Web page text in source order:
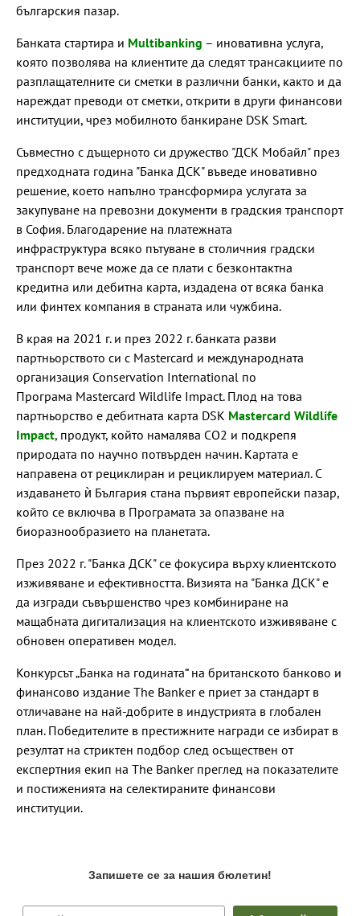
българския пазар.
Банката стартира и Multibanking – иновативна услуга,
която позволява на клиентите да следят трансакциите по
разплащателните си сметки в различни банки, както и да
нареждат преводи от сметки, открити в други финансови
институции, чрез мобилното банкиране DSK Smart.
Съвместно с дъщерното си дружество "ДСК Мобайл" през
предходната година "Банка ДСК" въведе иновативно
решение, което напълно трансформира услугата за
закупуване на превозни документи в градския транспорт
в София. Благодарение на платежната
инфраструктура всяко пътуване в столичния градски
транспорт вече може да се плати с безконтактна
кредитна или дебитна карта, издадена от всяка банка
или финтех компания в страната или чужбина.
В края на 2021 г. и през 2022 г. банката разви
партньорството си с Mastercard и международната
организация Conservation International по
Програма Mastercard Wildlife Impact. Плод на това
партньорство е дебитната карта DSK Mastercard Wildlife
Impact, продукт, който намалява CO2 и подкрепя
природата по научно потвърден начин. Картата е
направена от рециклиран и рециклируем материал. С
издаването ѝ България стана първият европейски пазар,
който се включва в Програмата за опазване на
биоразнообразието на планетата.
През 2022 г. "Банка ДСК" се фокусира върху клиентското
изживяване и ефективността. Визията на "Банка ДСК" е
да изгради съвършенство чрез комбиниране на
мащабната дигитализация на клиентското изживяване с
обновен оперативен модел.
Конкурсът „Банка на годината“ на британското банково и
финансово издание The Banker е приет за стандарт в
отличаване на най-добрите в индустрията в глобален
план. Победителите в престижните награди се избират в
резултат на стриктен подбор след осъществен от
експертния екип на The Banker преглед на показателите
и постиженията на селектираните финансови
институции.